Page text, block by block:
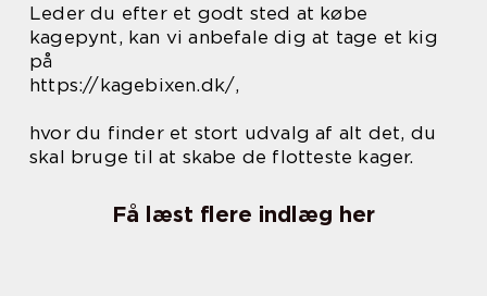
Leder du efter et godt sted at købe
kagepynt, kan vi anbefale dig at tage et kig
på
https://kagebixen.dk/,
hvor du finder et stort udvalg af alt det, du
skal bruge til at skabe de flotteste kager.
Få læst flere indlæg her